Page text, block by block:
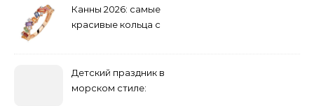
Канны 2026: самые
красивые кольца с
Детский праздник в
морском стиле: